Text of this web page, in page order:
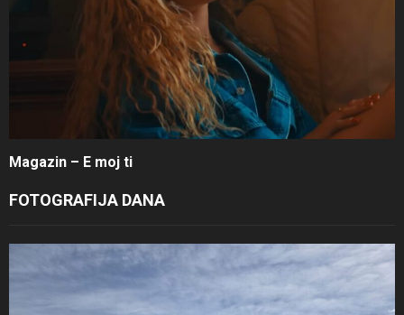
Magazin – E moj ti
FOTOGRAFIJA DANA